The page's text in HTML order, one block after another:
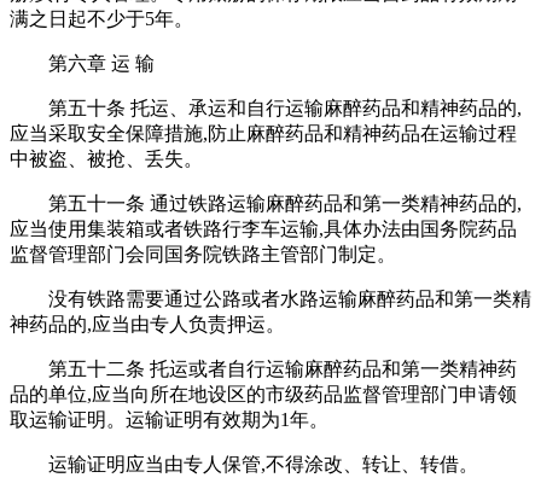
满之日起不少于5年。
第六章 运 输
第五十条 托运、承运和自行运输麻醉药品和精神药品的,
应当采取安全保障措施,防止麻醉药品和精神药品在运输过程
中被盗、被抢、丢失。
第五十一条 通过铁路运输麻醉药品和第一类精神药品的,
应当使用集装箱或者铁路行李车运输,具体办法由国务院药品
监督管理部门会同国务院铁路主管部门制定。
没有铁路需要通过公路或者水路运输麻醉药品和第一类精
神药品的,应当由专人负责押运。
第五十二条 托运或者自行运输麻醉药品和第一类精神药
品的单位,应当向所在地设区的市级药品监督管理部门申请领
取运输证明。运输证明有效期为1年。
运输证明应当由专人保管,不得涂改、转让、转借。